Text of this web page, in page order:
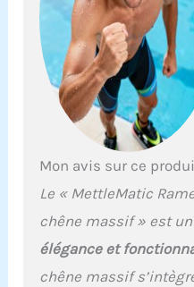
:
Mon avis sur ce
Le « MettleMatic
chêne massif » est
élégance et
chêne massif